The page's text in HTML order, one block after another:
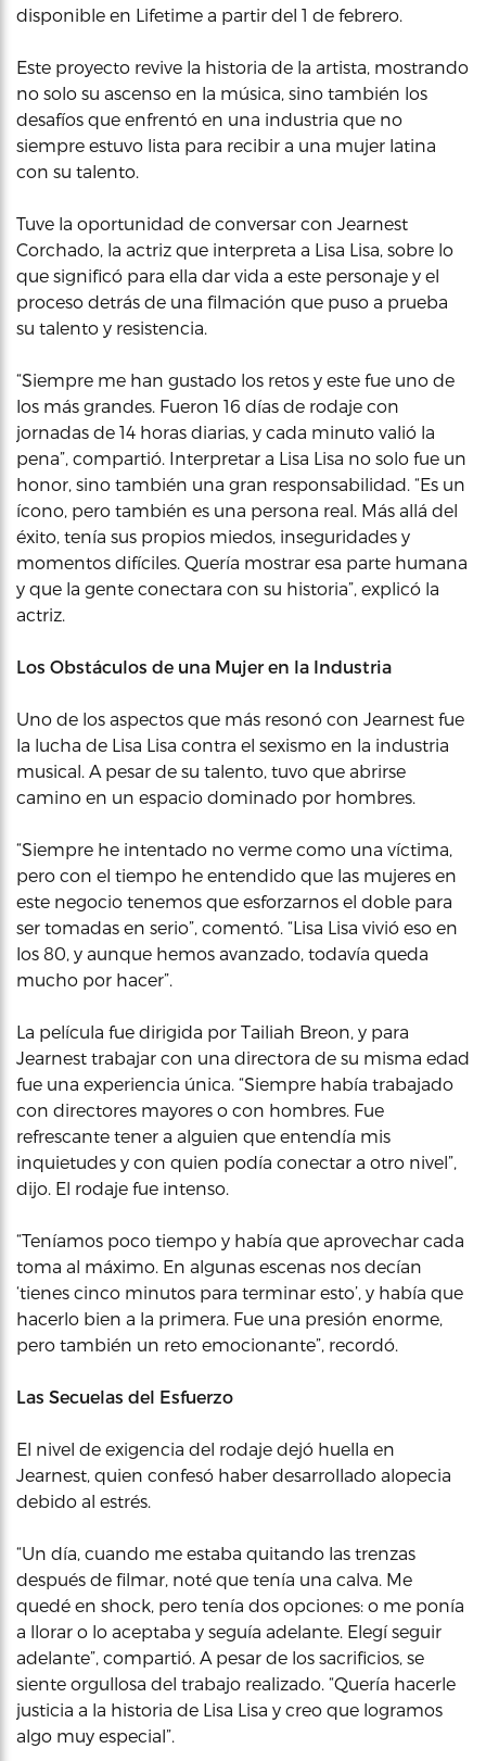
disponible en Lifetime a partir del 1 de febrero.
Este proyecto revive la historia de la artista, mostrando
no solo su ascenso en la música, sino también los
desafíos que enfrentó en una industria que no
siempre estuvo lista para recibir a una mujer latina
con su talento.
Tuve la oportunidad de conversar con Jearnest
Corchado, la actriz que interpreta a Lisa Lisa, sobre lo
que significó para ella dar vida a este personaje y el
proceso detrás de una filmación que puso a prueba
su talento y resistencia.
“Siempre me han gustado los retos y este fue uno de
los más grandes. Fueron 16 días de rodaje con
jornadas de 14 horas diarias, y cada minuto valió la
pena”, compartió. Interpretar a Lisa Lisa no solo fue un
honor, sino también una gran responsabilidad. “Es un
ícono, pero también es una persona real. Más allá del
éxito, tenía sus propios miedos, inseguridades y
momentos difíciles. Quería mostrar esa parte humana
y que la gente conectara con su historia”, explicó la
actriz.
Los Obstáculos de una Mujer en la Industria
Uno de los aspectos que más resonó con Jearnest fue
la lucha de Lisa Lisa contra el sexismo en la industria
musical. A pesar de su talento, tuvo que abrirse
camino en un espacio dominado por hombres.
“Siempre he intentado no verme como una víctima,
pero con el tiempo he entendido que las mujeres en
este negocio tenemos que esforzarnos el doble para
ser tomadas en serio”, comentó. “Lisa Lisa vivió eso en
los 80, y aunque hemos avanzado, todavía queda
mucho por hacer”.
La película fue dirigida por Tailiah Breon, y para
Jearnest trabajar con una directora de su misma edad
fue una experiencia única. “Siempre había trabajado
con directores mayores o con hombres. Fue
refrescante tener a alguien que entendía mis
inquietudes y con quien podía conectar a otro nivel”,
dijo. El rodaje fue intenso.
“Teníamos poco tiempo y había que aprovechar cada
toma al máximo. En algunas escenas nos decían
‘tienes cinco minutos para terminar esto’, y había que
hacerlo bien a la primera. Fue una presión enorme,
pero también un reto emocionante”, recordó.
Las Secuelas del Esfuerzo
El nivel de exigencia del rodaje dejó huella en
Jearnest, quien confesó haber desarrollado alopecia
debido al estrés.
“Un día, cuando me estaba quitando las trenzas
después de filmar, noté que tenía una calva. Me
quedé en shock, pero tenía dos opciones: o me ponía
a llorar o lo aceptaba y seguía adelante. Elegí seguir
adelante”, compartió. A pesar de los sacrificios, se
siente orgullosa del trabajo realizado. “Quería hacerle
justicia a la historia de Lisa Lisa y creo que logramos
algo muy especial”.